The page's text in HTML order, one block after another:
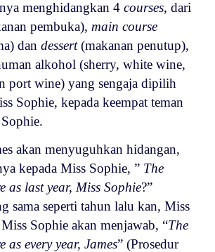
menghidangkan 4 courses, dari
pembuka), main course
dan dessert(makanan penutup),
alkohol (sherry, white wine,
port wine) yang sengaja dipilih
Sophie, kepada keempat teman
akan menyuguhkan hidangan,
kepada Miss Sophie, ” The
as last year, Miss Sophie?”
sama seperti tahun lalu kan, Miss
Sophie akan menjawab, “The
as every year, James” (Prosedur